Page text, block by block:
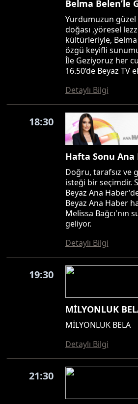
Belma Belen’le
Yurdumuzun
doğası ,yöresel
kültürleriyle,
özgü keyifli
İle Geziyoruz her
16.50’de Beyaz TV
Detaylı Bilgi
18:30
Hafta Sonu Ana
Doğru, tarafsız ve
isteği bir seçimdir.
Beyaz Ana
Beyaz Ana Haber
Melissa Bağcı'nın
geliyor.
Detaylı Bilgi
19:30
MİLYONLUK
MİLYONLUK BELA
Detaylı Bilgi
21:30